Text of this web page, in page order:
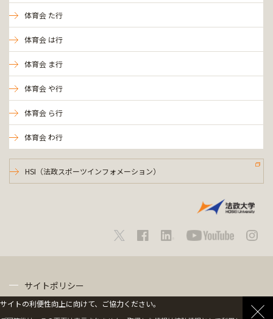
体育会 た行
体育会 は行
体育会 ま行
体育会 や行
体育会 ら行
体育会 わ行
HSI（法政スポーツインフォメーション）
サイトポリシー
サイトの利便性向上に向けて、ご協力ください。